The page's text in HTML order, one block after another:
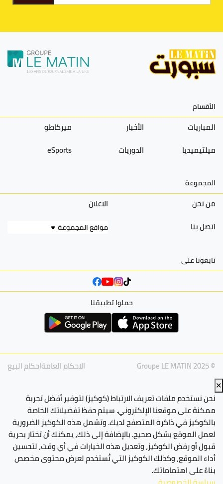
الأقسام
المباريات الأخبار
ميركاطو
ميلتيميديا
الدوريات eSports
المجموعة
من نحن
الاعلان
اتصل بنا
مواقع المجموعة
تابعونا على
حملوا تطبيقنا
© Groupe LE MATIN 2025 الاحكام العامةاحكام البيع
✕
نحن نستخدم ملفات تعريف الارتباط (كوكيز) لتوفير أفضل تجربة
ممكنة على موقعنا الإلكتروني. سيتم حفظ تفضيلاتك الخاصة
بالكوكيز في ذاكرة المتصفح لديك. وتشمل هذه الكوكيز الضرورية
لعمل الموقع بشكل صحيح. بالإضافة إلى ذلك، يمكنك أن تختار بحرية
قبول أو رفض الكوكيز، وتعديل هذه الخيارات في أي وقت، لتحسين
أداء الموقع، وكذلك الكوكيز التي تُستخدم لعرض محتوى مخصص
بناءً على اهتماماتك.